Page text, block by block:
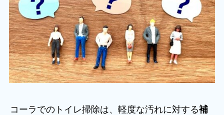
コーラでのトイレ掃除は、軽度な汚れに対する補